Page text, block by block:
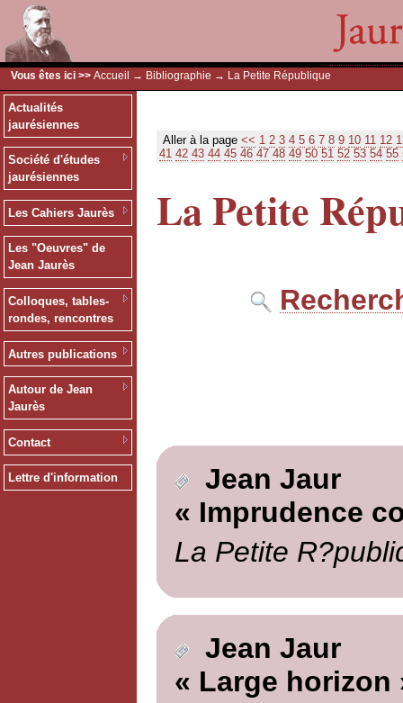
Vous êtes ici >> Accueil → Bibliographie → La Petite République
Actualités
jaurésiennes
Société d'études
jaurésiennes
Les Cahiers Jaurès
Les "Oeuvres" de
Jean Jaurès
Colloques, tables-
rondes, rencontres
Autres publications
Autour de Jean
Jaurès
Contact
Lettre d'information
Aller à la page << 1 2 3 4 5 6 7 8 9 10 11 12
41 42 43 44 45 46 47 48 49 50 51 52 53 54 55
La Petite
Jean Jaur
« Imprudence
La Petite
Jean Jaur
« Large horizon